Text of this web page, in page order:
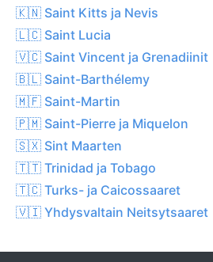
🇰🇳 Saint Kitts ja Nevis
🇱🇨 Saint Lucia
🇻🇨 Saint Vincent ja Grenadiinit
🇧🇱 Saint-Barthélemy
🇲🇫 Saint-Martin
🇵🇲 Saint-Pierre ja Miquelon
🇸🇽 Sint Maarten
🇹🇹 Trinidad ja Tobago
🇹🇨 Turks- ja Caicossaaret
🇻🇮 Yhdysvaltain Neitsytsaaret